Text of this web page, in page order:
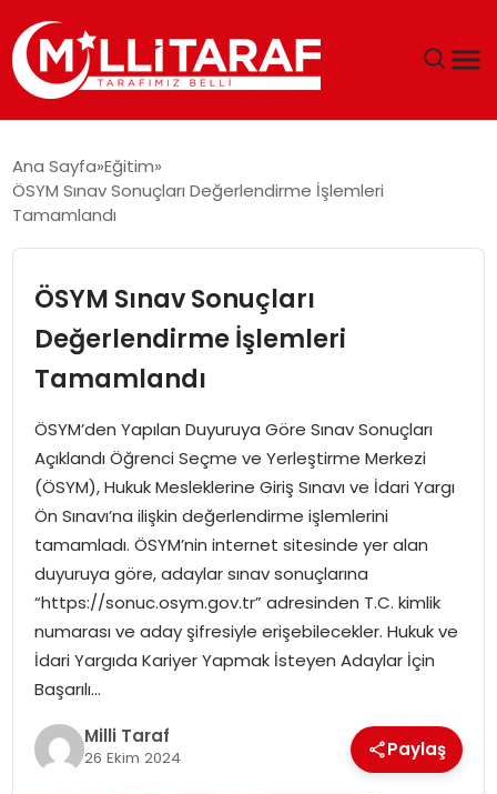
ÖZEL SAYFALAR
SPOR
SIYASET
MAGAZIN
Ana Sayfa Eğitim
ÖSYM Sınav Sonuçları Değerlendirme İşlemleri
Tamamlandı
ÖSYM Sınav Sonuçları
Değerlendirme İşlemleri
Tamamlandı
ÖSYM’den Yapılan Duyuruya Göre Sınav Sonuçları
Açıklandı Öğrenci Seçme ve Yerleştirme Merkezi
(ÖSYM), Hukuk Mesleklerine Giriş Sınavı ve İdari Yargı
Ön Sınavı’na ilişkin değerlendirme işlemlerini
tamamladı. ÖSYM’nin internet sitesinde yer alan
duyuruya göre, adaylar sınav sonuçlarına
“https://sonuc.osym.gov.tr” adresinden T.C. kimlik
numarası ve aday şifresiyle erişebilecekler. Hukuk ve
İdari Yargıda Kariyer Yapmak İsteyen Adaylar İçin
Başarılı…
Milli Taraf
26 Ekim 2024 Paylaş